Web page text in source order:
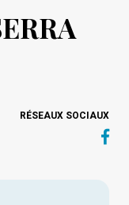
RÉSEAUX SOCIAUX